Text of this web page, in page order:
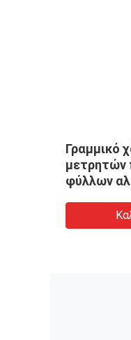
Γραμμικό
μετρητών
φύλλων